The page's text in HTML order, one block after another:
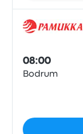
08:00
Bodrum